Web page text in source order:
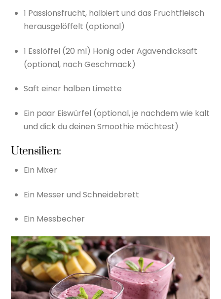
1 Passionsfrucht, halbiert und das Fruchtfleisch
herausgelöffelt (optional)
1 Esslöffel (20 ml) Honig oder Agavendicksaft
(optional, nach Geschmack)
Saft einer halben Limette
Ein paar Eiswürfel (optional, je nachdem wie kalt
und dick du deinen Smoothie möchtest)
Utensilien:
Ein Mixer
Ein Messer und Schneidebrett
Ein Messbecher